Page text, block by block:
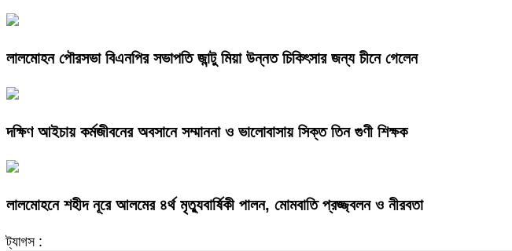
লালমোহন পৌরসভা বিএনপির সভাপতি জান্টু মিয়া উন্নত চিকিৎসার জন্য চীনে গেলেন
দক্ষিণ আইচায় কর্মজীবনের অবসানে সম্মাননা ও ভালোবাসায় সিক্ত তিন গুণী শিক্ষক
লালমোহনে শহীদ নূরে আলমের ৪র্থ মৃত্যুবার্ষিকী পালন, মোমবাতি প্রজ্জ্বলন ও নীরবতা
ট্যাগস :